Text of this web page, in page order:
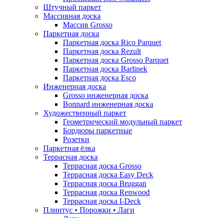
Штучный паркет
Массивная доска
Массив Grosso
Паркетная доска
Паркетная доска Rico Parquet
Паркетная доска Rezult
Паркетная доска Grosso Parquet
Паркетная доска Barlinek
Паркетная доска Esco
Инженерная доска
Grosso инженерная доска
Bonnard инженерная доска
Художественный паркет
Геометрический модульный паркет
Бордюры паркетные
Розетки
Паркетная ёлка
Террасная доска
Террасная доска Grosso
Террасная доска Easy Deck
Террасная доска Bruggan
Террасная доска Renwood
Террасная доска I-Deck
Плинтус • Порожки • Лаги